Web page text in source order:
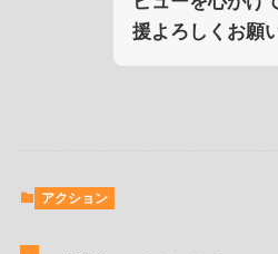
援よろしくお願
アクション